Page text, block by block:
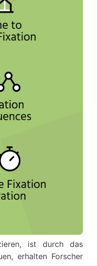
ist durch das
erhalten Forscher